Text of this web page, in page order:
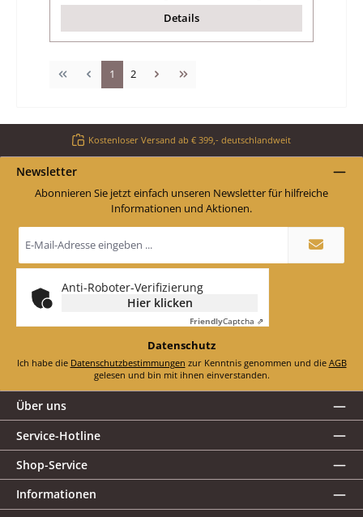
Details
Seite
1 Seite
2
Kostenloser Versand ab € 399,- deutschlandweit
Newsletter
Abonnieren Sie jetzt einfach unseren Newsletter für hilfreiche
Informationen und Aktionen.
Mail-
*
Anti-Roboter-Verifizierung
Hier klicken
FriendlyCaptcha ⇗
Datenschutz
Ich habe die Datenschutzbestimmungen zur Kenntnis genommen und die AGB
gelesen und bin mit ihnen einverstanden.
Über uns
Service-Hotline
Shop-Service
Informationen